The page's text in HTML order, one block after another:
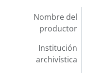
Nombre del
productor
Institución
archivística